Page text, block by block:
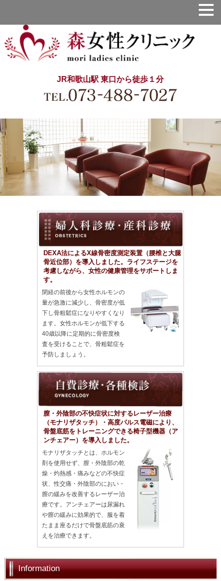
JR和歌山駅 東口から徒歩１分
DEXA法によるX線骨密度測定装置（腰椎と大腿
骨近位部）を導入しました。ライフステージを
考慮しながら、女性の健康管理をサポートしま
す。
閉経の前後から女性ホルモンの
量が急激に減少し、骨密度が低
下し骨粗鬆症になりやすくなり
ます。女性ホルモンが低下する
40歳以降に定期的に骨密度検
査を受けることで、骨粗鬆症を
予防しましょう。
膣・外陰部の不快症状に対するレーザー治療
（モナリザタッチ）・高度パルス電磁により、
骨盤底筋をトレーニングできる椅子型機器（ア
ンチェアー）を導入しました。
モナリザタッチとは、ホルモン
剤を使用せず、膣・外陰部の乾
燥・灼熱感・痛みなどの不快症
状、性交痛・外陰部のにおい・
膣の緩みを改善するレーザー治
療です。アンチェアーは尿漏れ
や膣の緩みに効果的で、服を着
たまま座るだけで骨盤底筋の衰
えを治療できます。
Information